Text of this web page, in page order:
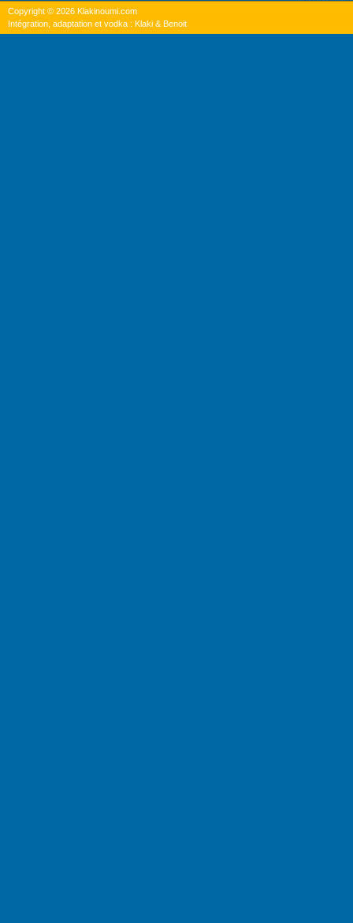
Copyright © 2026 Klakinoumi.com
Intégration, adaptation et vodka : Klaki & Benoit